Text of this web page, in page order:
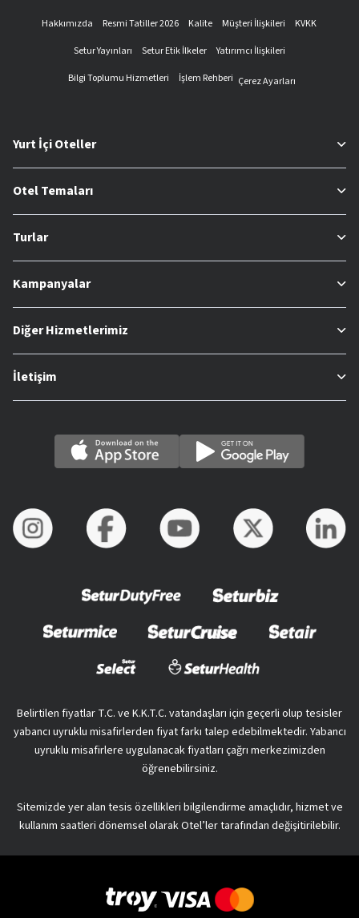
Hakkımızda Resmi Tatiller 2026 Kalite Müşteri İlişkileri
KVKK
Setur Yayınları
Setur Etik İlkeler
Yatırımcı İlişkileri
Bilgi Toplumu Hizmetleri
İşlem Rehberi Çerez Ayarları
Yurt İçi Oteller
Otel Temaları
Turlar
Kampanyalar
Diğer Hizmetlerimiz
İletişim
Belirtilen fiyatlar T.C. ve K.K.T.C. vatandaşları için geçerli olup tesisler
yabancı uyruklu misafirlerden fiyat farkı talep edebilmektedir. Yabancı
uyruklu misafirlere uygulanacak fiyatları çağrı merkezimizden
öğrenebilirsiniz.
Sitemizde yer alan tesis özellikleri bilgilendirme amaçlıdır, hizmet ve
kullanım saatleri dönemsel olarak Otel’ler tarafından değişitirilebilir.